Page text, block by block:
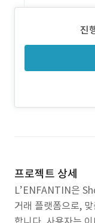
진
프로젝트 상세
L’ENFANTIN은
거래 플랫폼으로,